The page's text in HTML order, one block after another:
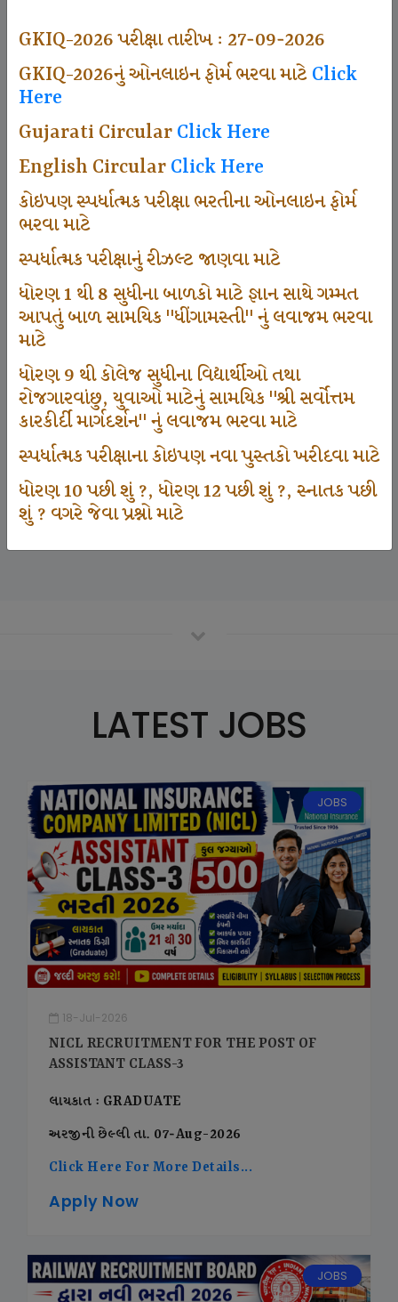
GKIQ-2026 પરીક્ષા તારીખ : 27-09-2026
GKIQ-2026નું ઓનલાઇન ફોર્મ ભરવા માટેClick
Here
Gujarati CircularClick Here
English CircularClick Here
કોઇપણ સ્પર્ધાત્મક પરીક્ષા ભરતીના ઓનલાઇન ફોર્મ
ભરવા માટે
સ્પર્ધાત્મક પરીક્ષાનું રીઝલ્ટ જાણવા માટે
ધોરણ 1 થી 8 સુધીના બાળકો માટે જ્ઞાન સાથે ગમ્મત
આપતું બાળ સામયિક "ધીંગામસ્તી" નું લવાજમ ભરવા
માટે
ધોરણ 9 થી કોલેજ સુધીના વિદ્યાર્થીઓ તથા
રોજગારવાંછુ, યુવાઓ માટેનું સામયિક "શ્રી સર્વોત્તમ
કારકીર્દી માર્ગદર્શન" નું લવાજમ ભરવા માટે
સ્પર્ધાત્મક પરીક્ષાના કોઇપણ નવા પુસ્તકો ખરીદવા માટે
ધોરણ 10 પછી શું ?, ધોરણ 12 પછી શું ?, સ્નાતક પછી
શું ? વગરે જેવા પ્રશ્નો માટે
494
665
Sarvottam Karkirdi Subscripton
1000
Participate School In GKIQ
125000
LATEST JOBS
JOBS
18-Jul-2026
NICL RECRUITMENT FOR THE POST OF
ASSISTANT CLASS-3
લાયકાત : GRADUATE
અરજીની છેલ્લી તા. 07-Aug-2026
Click Here For More Details...
Apply Now
JOBS